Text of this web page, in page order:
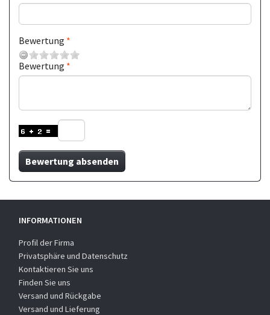
Bewertung
Bewertung
Bewertung absenden
INFORMATIONEN
Profil der Firma
Privatsphäre und Datenschutz
Kontaktieren Sie uns
Finden Sie uns
Versand und Rückgabe
Versand und Lieferung